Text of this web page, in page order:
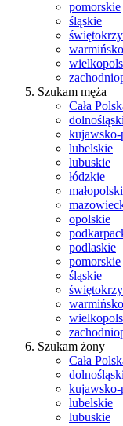
pomorskie
śląskie
Szukam męża
Cała
kujawsko-
lubelskie
lubuskie
łódzkie
opolskie
podlaskie
pomorskie
śląskie
Szukam żony
Cała
kujawsko-
lubelskie
lubuskie